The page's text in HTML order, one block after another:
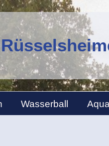
Wasserball